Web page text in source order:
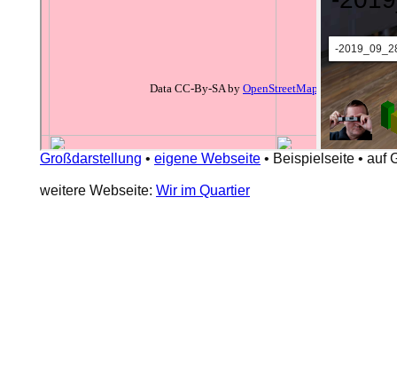
Großdarstellung • eigene Webseite • Beispielseite • auf
weitere Webseite: Wir im Quartier